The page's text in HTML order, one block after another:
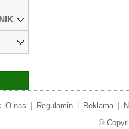
O nas Regulamin Reklama
©